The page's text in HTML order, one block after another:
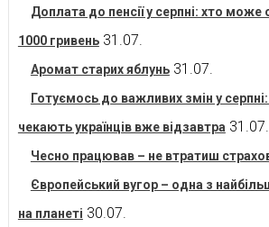
Доплата до пенсії у серпні: хто
1000 гривень 31.07.
Аромат старих яблунь 31.07.
Готуємось до важливих змін у
чекають українців вже відзавтра 31.07.
Чесно працював – не втратиш
Європейський вугор – одна з
на планеті 30.07.